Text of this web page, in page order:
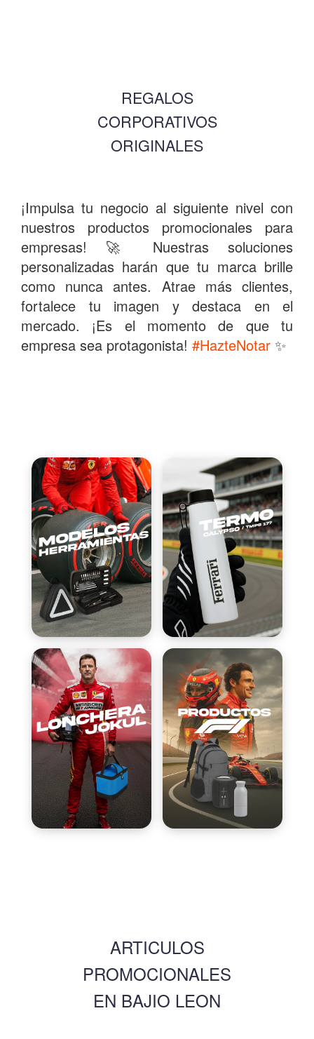
REGALOS
CORPORATIVOS
ORIGINALES
¡Impulsa tu negocio al siguiente nivel con
nuestros productos promocionales para
empresas! 🚀 Nuestras soluciones
personalizadas harán que tu marca brille
como nunca antes. Atrae más clientes,
fortalece tu imagen y destaca en el
mercado. ¡Es el momento de que tu
empresa sea protagonista! #HazteNotar ✨
ARTICULOS
PROMOCIONALES
EN BAJIO LEON